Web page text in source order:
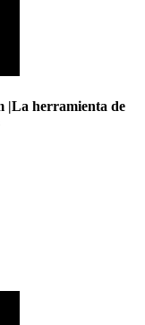
|La herramienta de